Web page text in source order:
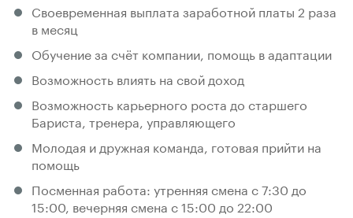
Своевременная выплата заработной платы 2 раза
в месяц
Обучение за счёт компании, помощь в адаптации
Возможность влиять на свой доход
Возможность карьерного роста до старшего
Бариста, тренера, управляющего
Молодая и дружная команда, готовая прийти на
помощь
Посменная работа: утренняя смена с 7:30 до
15:00, вечерняя смена с 15:00 до 22:00